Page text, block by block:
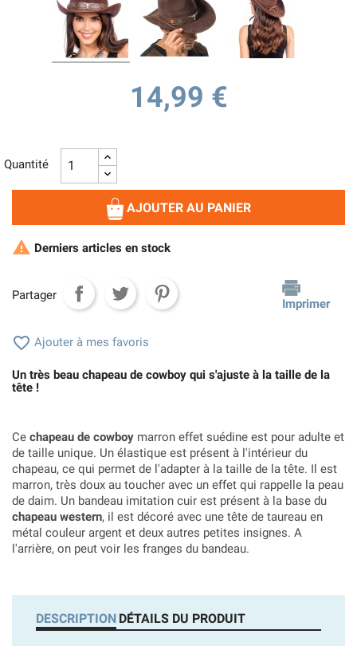
14,99 €
Quantité
AJOUTER AU PANIER
 Derniers articles en stock
Partager
Imprimer
 Ajouter à mes favoris
Un très beau chapeau de cowboy qui s'ajuste à la taille de la
tête !
Ce chapeau de cowboy marron effet suédine est pour adulte et
de taille unique. Un élastique est présent à l'intérieur du
chapeau, ce qui permet de l'adapter à la taille de la tête. Il est
marron, très doux au toucher avec un effet qui rappelle la peau
de daim. Un bandeau imitation cuir est présent à la base du
chapeau western, il est décoré avec une tête de taureau en
métal couleur argent et deux autres petites insignes. A
l'arrière, on peut voir les franges du bandeau.
DESCRIPTION DÉTAILS DU PRODUIT